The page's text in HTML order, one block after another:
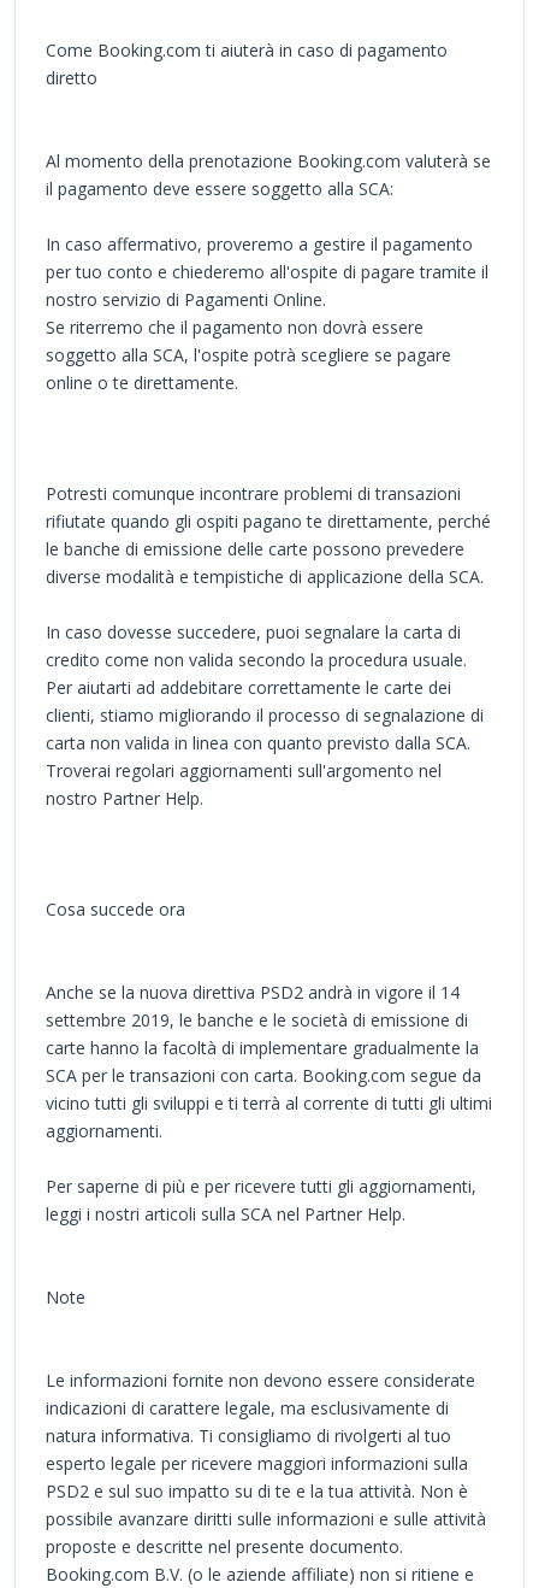
Come Booking.com ti aiuterà in caso di pagamento
diretto
Al momento della prenotazione Booking.com valuterà se
il pagamento deve essere soggetto alla SCA:
In caso affermativo, proveremo a gestire il pagamento
per tuo conto e chiederemo all'ospite di pagare tramite il
nostro servizio di Pagamenti Online.
Se riterremo che il pagamento non dovrà essere
soggetto alla SCA, l'ospite potrà scegliere se pagare
online o te direttamente.
Potresti comunque incontrare problemi di transazioni
rifiutate quando gli ospiti pagano te direttamente, perché
le banche di emissione delle carte possono prevedere
diverse modalità e tempistiche di applicazione della SCA.
In caso dovesse succedere, puoi segnalare la carta di
credito come non valida secondo la procedura usuale.
Per aiutarti ad addebitare correttamente le carte dei
clienti, stiamo migliorando il processo di segnalazione di
carta non valida in linea con quanto previsto dalla SCA.
Troverai regolari aggiornamenti sull'argomento nel
nostro Partner Help.
Cosa succede ora
Anche se la nuova direttiva PSD2 andrà in vigore il 14
settembre 2019, le banche e le società di emissione di
carte hanno la facoltà di implementare gradualmente la
SCA per le transazioni con carta. Booking.com segue da
vicino tutti gli sviluppi e ti terrà al corrente di tutti gli ultimi
aggiornamenti.
Per saperne di più e per ricevere tutti gli aggiornamenti,
leggi i nostri articoli sulla SCA nel Partner Help.
Note
Le informazioni fornite non devono essere considerate
indicazioni di carattere legale, ma esclusivamente di
natura informativa. Ti consigliamo di rivolgerti al tuo
esperto legale per ricevere maggiori informazioni sulla
PSD2 e sul suo impatto su di te e la tua attività. Non è
possibile avanzare diritti sulle informazioni e sulle attività
proposte e descritte nel presente documento.
Booking.com B.V. (o le aziende affiliate) non si ritiene e